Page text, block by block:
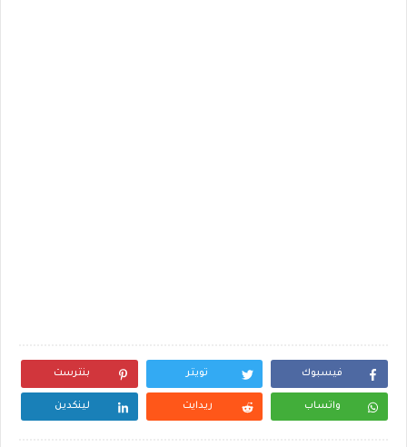
فيسبوك تويتر بنترست
واتساب ريدايت لينكدين